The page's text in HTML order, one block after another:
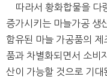
따라서 황화합물을 다
증가시키는 마늘가공 생
함유된 마늘 가공품의
품과 차별화되면서 소비
산이 가능할 것으로 기